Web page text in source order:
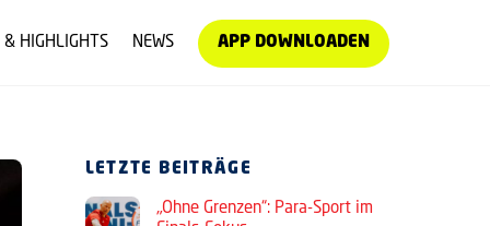
& HIGHLIGHTS NEWS APP DOWNLOADEN
LETZTE BEITRÄGE
„Ohne Grenzen“: Para-Sport im